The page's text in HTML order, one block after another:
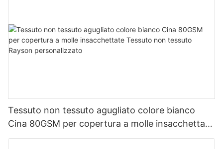
Tessuto non tessuto agugliato colore bianco
Cina 80GSM per copertura a molle insacchettate
Tessuto non tessuto Rayson personalizzato